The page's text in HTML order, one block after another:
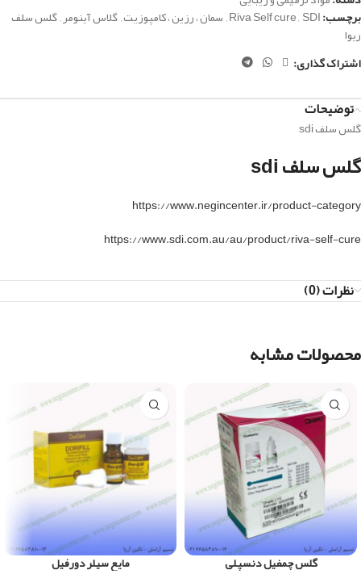
برچسب: Riva Self cure,SDI
,سمان ، رزین ، کامپوزیت,گلاس آینومر,گلس سلف
ریوا
اشتراک گذاری:
توضیحات
گلس سلف sdi
گلس سلف sdi
https://www.negincenter.ir/product-category
https://www.sdi.com.au/au/product/riva-self-cure
نظرات (0)
محصولات مشابه
گلس چمفیل دنسپلی
مایع سیلر دورفیل